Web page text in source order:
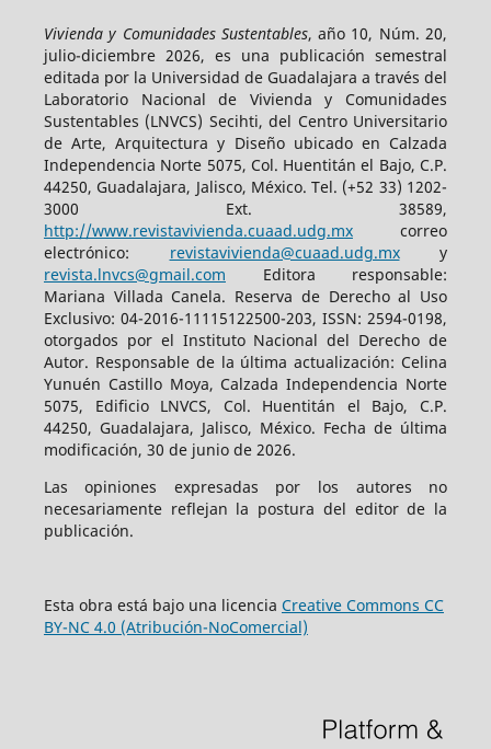
Vivienda y Comunidades Sustentables, año 10, Núm. 20,
julio-diciembre 2026, es una publicación semestral
editada por la Universidad de Guadalajara a través del
Laboratorio Nacional de Vivienda y Comunidades
Sustentables (LNVCS) Secihti, del Centro Universitario
de Arte, Arquitectura y Diseño ubicado en Calzada
Independencia Norte 5075, Col. Huentitán el Bajo, C.P.
44250, Guadalajara, Jalisco, México. Tel. (+52 33) 1202-
3000 Ext. 38589,
http://www.revistavivienda.cuaad.udg.mxcorreo
electrónico: revistavivienda@cuaad.udg.mxy
revista.lnvcs@gmail.com Editora responsable:
Mariana Villada Canela. Reserva de Derecho al Uso
Exclusivo: 04-2016-11115122500-203, ISSN: 2594-0198,
otorgados por el Instituto Nacional del Derecho de
Autor. Responsable de la última actualización: Celina
Yunuén Castillo Moya, Calzada Independencia Norte
5075, Edificio LNVCS, Col. Huentitán el Bajo, C.P.
44250, Guadalajara, Jalisco, México. Fecha de última
modificación, 30 de junio de 2026.
Las opiniones expresadas por los autores no
necesariamente reflejan la postura del editor de la
publicación.
Esta obra está bajo una licencia Creative Commons CC
BY-NC 4.0 (Atribución-NoComercial)